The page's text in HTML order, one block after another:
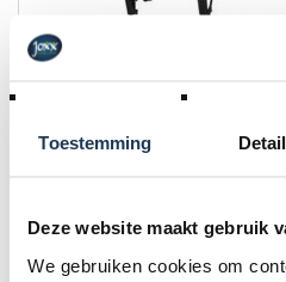
Toestemming
Deze website maakt gebruik
We gebruiken cookies om